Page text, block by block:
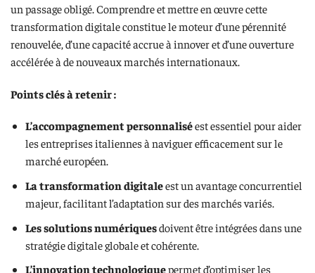
un passage obligé. Comprendre et mettre en œuvre cette
transformation digitale constitue le moteur d’une pérennité
renouvelée, d’une capacité accrue à innover et d’une ouverture
accélérée à de nouveaux marchés internationaux.
Points clés à retenir :
L’accompagnement personnaliséest essentiel pour aider
les entreprises italiennes à naviguer efficacement sur le
marché européen.
La transformation digitaleest un avantage concurrentiel
majeur, facilitant l’adaptation sur des marchés variés.
Les solutions numériquesdoivent être intégrées dans une
stratégie digitale globale et cohérente.
L’innovation technologiquepermet d’optimiser les